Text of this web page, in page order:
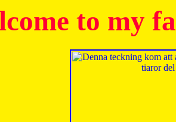
to my